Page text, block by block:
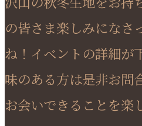
の皆さま楽しみになさ
ね！イベントの詳細が
味のある方は是非お問
お会いできることを楽